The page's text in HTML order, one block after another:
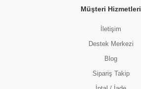
Müşteri Hizmetleri
İletişim
Destek Merkezi
Blog
Sipariş Takip